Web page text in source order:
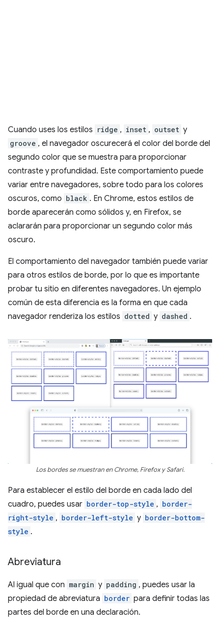
Cuando uses los estilos ridge , inset , outset y
groove , el navegador oscurecerá el color del borde del
segundo color que se muestra para proporcionar
contraste y profundidad. Este comportamiento puede
variar entre navegadores, sobre todo para los colores
oscuros, como black . En Chrome, estos estilos de
borde aparecerán como sólidos y, en Firefox, se
aclararán para proporcionar un segundo color más
oscuro.
El comportamiento del navegador también puede variar
para otros estilos de borde, por lo que es importante
probar tu sitio en diferentes navegadores. Un ejemplo
común de esta diferencia es la forma en que cada
navegador renderiza los estilos dotted y dashed .
Los bordes se muestran en Chrome, Firefox y Safari.
Para establecer el estilo del borde en cada lado del
cuadro, puedes usar border-top-style , border-
right-style , border-left-style y border-bottom-
style .
Abreviatura
Al igual que con margin y padding , puedes usar la
propiedad de abreviatura border para definir todas las
partes del borde en una declaración.